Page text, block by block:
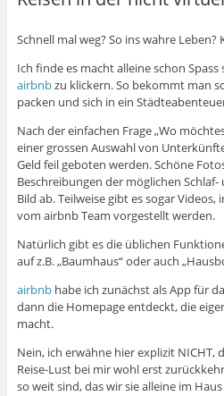
Schnell mal weg? So ins wahre
Ich finde es macht alleine schon
airbnbzu klickern. So bekommt man
packen und sich in ein
Nach der einfachen Frage „Wo
einer grossen Auswahl von
Geld feil geboten werden. Schöne
Beschreibungen der möglichen
Bild ab. Teilweise gibt es sogar
vom airbnb Team vorgestellt werden.
Natürlich gibt es die üblichen
auf z.B. „Baumhaus“ oder auch
airbnbhabe ich zunächst als App für
dann die Homepage entdeckt, die
macht.
Nein, ich erwähne hier explizit NICHT,
Reise-Lust bei mir wohl erst
so weit sind, das wir sie alleine im